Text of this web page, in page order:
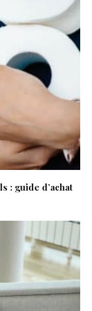
: guide d’achat